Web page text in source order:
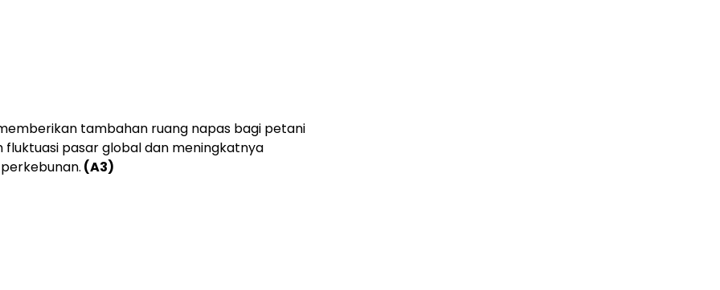
tambahan ruang napas bagi petani
pasar global dan meningkatnya
(A3)